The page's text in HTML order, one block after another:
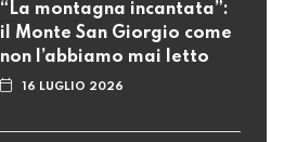
“La montagna incantata”:
il Monte San Giorgio come
non l’abbiamo mai letto
16 LUGLIO 2026